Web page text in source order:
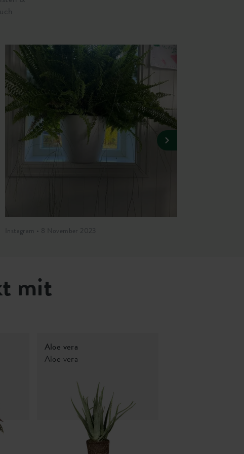
Instagram • 8 November 2023
mit
Aloe vera
Aloe vera